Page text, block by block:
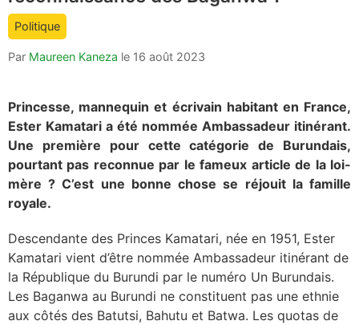
count
Politique
Par Maureen Kaneza le 16 août 2023
Princesse, mannequin et écrivain habitant en France,
Ester Kamatari a été nommée Ambassadeur itinérant.
Une première pour cette catégorie de Burundais,
pourtant pas reconnue par le fameux article de la loi-
mère ? C’est une bonne chose se réjouit la famille
royale.
Descendante des Princes Kamatari, née en 1951, Ester
Kamatari vient d’être nommée Ambassadeur itinérant de
la République du Burundi par le numéro Un Burundais.
Les Baganwa au Burundi ne constituent pas une ethnie
aux côtés des Batutsi, Bahutu et Batwa. Les quotas de